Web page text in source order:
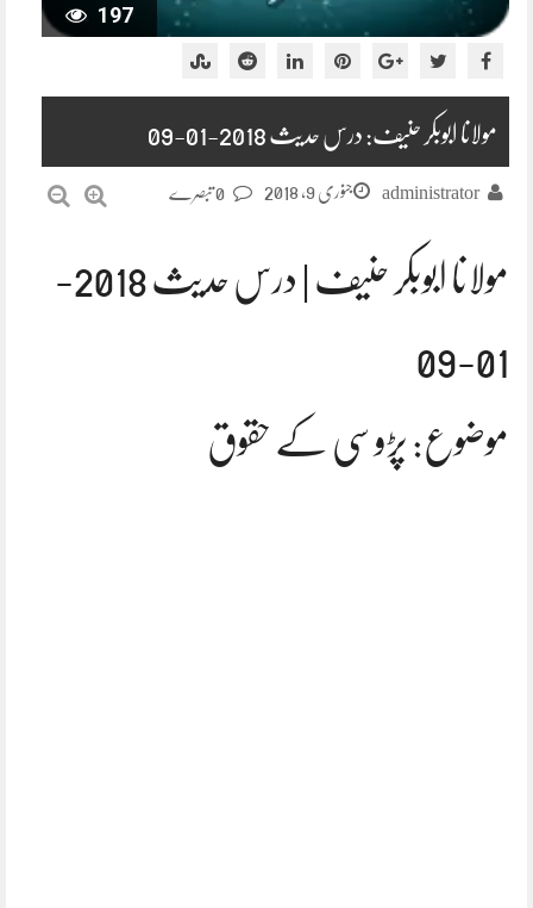
197
مولانا ابوبکر حنیف: درس حدیث 2018-01-09
administrator جنوری 9, 2018
مولانا ابوبکر حنیف | درس حدیث 2018-
01-09
موضوع: پڑوسی کے حقوق